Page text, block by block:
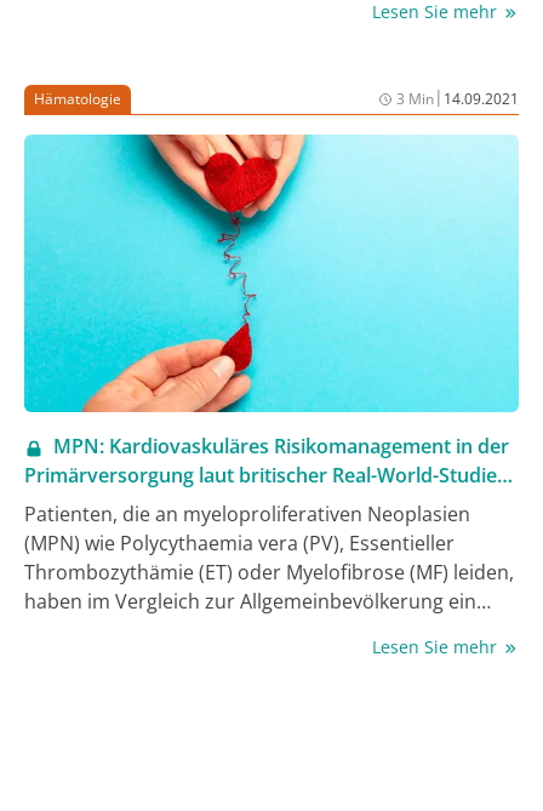
für die Zulassung ist die Phase-III-Studie VIALE-A, in
Venetoclax zu Azacitidin mehr als verdoppelt und das
Überleben um 5 Monate verlängert werden konnte
(1).
Lesen Sie mehr
Hämatologie 3 Min| 14.09.2021
MPN: Kardiovaskuläres Risikomanagement in der
Primärversorgung laut britischer Real-World-Studie
suboptimal
Patienten, die an myeloproliferativen Neoplasien
(MPN) wie Polycythaemia vera (PV), Essentieller
Thrombozythämie (ET) oder Myelofibrose (MF) leiden,
haben im Vergleich zur Allgemeinbevölkerung ein
Thrombosen, die mit erhöhter Morbidität und
Lesen Sie mehr